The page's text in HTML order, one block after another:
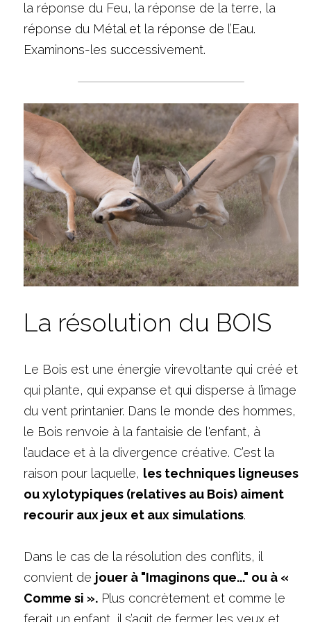
la réponse du Feu, la réponse de la terre, la
réponse du Métal et la réponse de l’Eau.
Examinons-les successivement.
La résolution du BOIS
Le Bois est une énergie virevoltante qui créé et
qui plante, qui expanse et qui disperse à l’image
du vent printanier. Dans le monde des hommes,
le Bois renvoie à la fantaisie de l'enfant, à
l’audace et à la divergence créative. C’est la
raison pour laquelle, les techniques ligneuses
ou xylotypiques (relatives au Bois) aiment
recourir aux jeux et aux simulations.
Dans le cas de la résolution des conflits, il
convient de jouer à "Imaginons que..." ou à «
Comme si ». Plus concrètement et comme le
ferait un enfant, il s’agit de fermer les yeux et